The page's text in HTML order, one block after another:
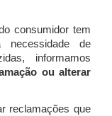
consumidor tem
necessidade de
informamos
ou alterar
reclamações que